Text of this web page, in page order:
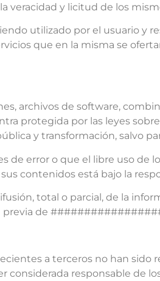
veracidad y licitud de los
utilizado por el usuario y
que en la misma se
archivos de software,
protegida por las leyes
y transformación, salvo
error o que el libre uso de
contenidos está bajo la
total o parcial, de la
previa de
a terceros no han sido
responsable de